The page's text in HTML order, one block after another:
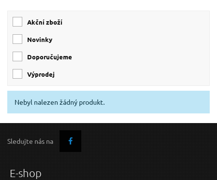
41(4)
46
(4)
40(3)
45(3)
Akční zboží
Novinky
Doporučujeme
Výprodej
Nebyl nalezen žádný produkt.
Sledujte nás na
E-shop